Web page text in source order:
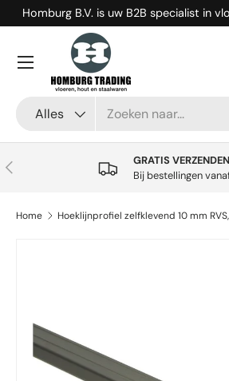
Ga naar inhoud
Homburg B.V. is uw B2B specialist in
Alles
Menu
Vorige
GRATIS VERZENDEN
Bij bestellingen
Home Hoeklijnprofiel zelfklevend 10 mm